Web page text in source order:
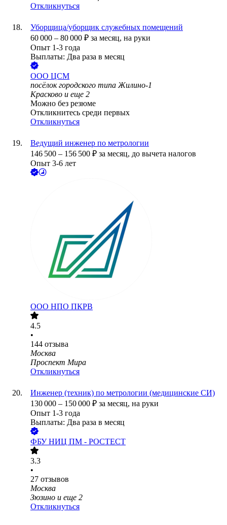
Откликнуться
Уборщица/уборщик служебных помещений
60 000 – 80 000 ₽ за месяц, на руки
Опыт 1-3 года
Выплаты: Два раза в месяц
ООО ЦСМ
посёлок городского типа Жилино-1
Красково и еще 2
Можно без резюме
Откликнитесь среди первых
Откликнуться
Ведущий инженер по метрологии
146 500 – 156 500 ₽ за месяц, до вычета налогов
Опыт 3-6 лет
ООО НПО ПКРВ
4.5
•
144 отзыва
Москва
Проспект Мира
Откликнуться
Инженер (техник) по метрологии (медицинские СИ)
130 000 – 150 000 ₽ за месяц, на руки
Опыт 1-3 года
Выплаты: Два раза в месяц
ФБУ НИЦ ПМ - РОСТЕСТ
3.3
•
27 отзывов
Москва
Зюзино и еще 2
Откликнуться